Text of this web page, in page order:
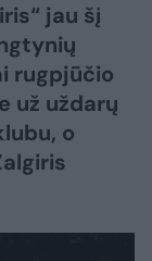
jau šį
rugpjūčio
už uždarų
o